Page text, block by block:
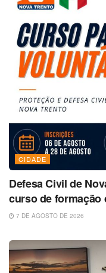
CIDADE
Defesa Civil de
curso de formação
7 DE AGOSTO DE 2026